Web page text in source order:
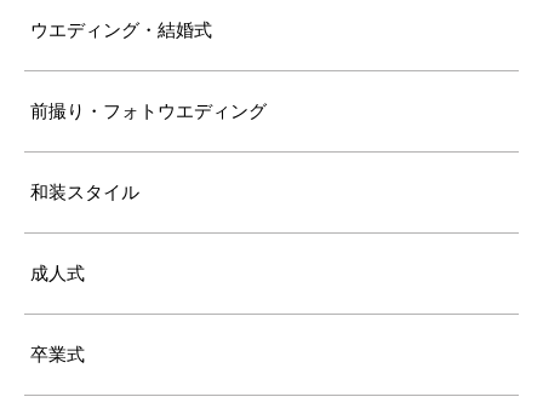
ウエディング・結婚式
前撮り・フォトウエディング
和装スタイル
成人式
卒業式